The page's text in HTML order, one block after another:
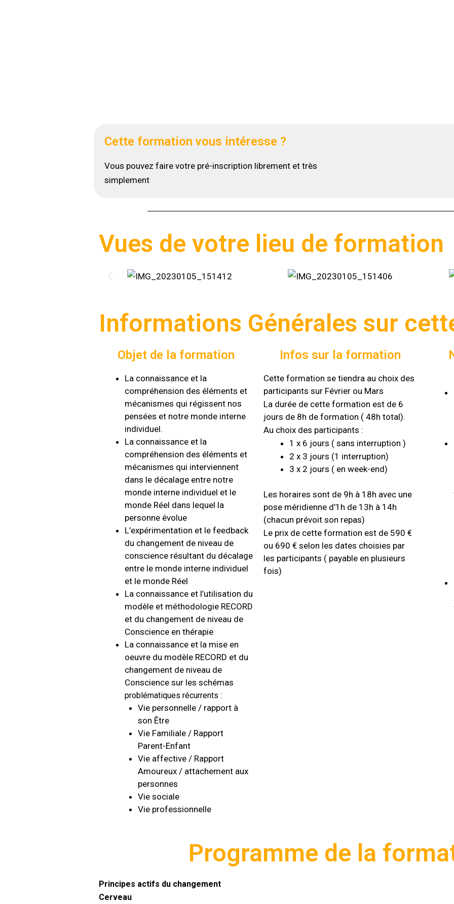
Cette formation vous intéresse ?
Vous pouvez faire votre pré-inscription librement et très
simplement
Vues de votre lieu de formation
Informations Générales sur
Objet de la formation
La connaissance et la
compréhension des éléments et
mécanismes qui régissent nos
pensées et notre monde interne
individuel.
La connaissance et la
compréhension des éléments et
mécanismes qui interviennent
dans le décalage entre notre
monde interne individuel et le
monde Réel dans lequel la
personne évolue
L’expérimentation et le feedback
du changement de niveau de
conscience résultant du décalage
entre le monde interne individuel
et le monde Réel
La connaissance et l’utilisation du
modèle et méthodologie RECORD
et du changement de niveau de
Conscience en thérapie
La connaissance et la mise en
oeuvre du modèle RECORD et du
changement de niveau de
Conscience sur les schémas
problématiquesrécurrents:
Vie personnelle / rapport à
son Être
Vie Familiale / Rapport
Parent-Enfant
Vie affective / Rapport
Amoureux / attachement aux
personnes
Vie sociale
Vie professionnelle
Infos sur la formation
Cette formation se tiendra au choix des
participants sur Février ou Mars
La durée de cette formation est de 6
jours de 8h de formation ( 48h total).
Au choix des participants :
1 x 6 jours ( sans interruption )
2 x 3 jours (1 interruption)
3 x 2 jours ( en week-end)
Les horaires sont de 9h à 18h avec une
pose méridienne d’1h de 13h à 14h
(chacun prévoit son repas)
Le prix de cette formation est de 590 €
ou 690 € selon les dates choisies par
les participants ( payable en plusieurs
fois)
Programme de la
Principes actifs du changement
Cerveau